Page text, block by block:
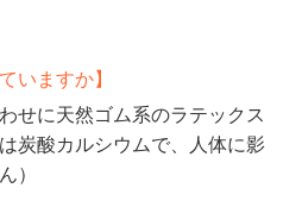
いますか】
せに天然ゴム系のラテックス
炭酸カルシウムで、人体に影
）